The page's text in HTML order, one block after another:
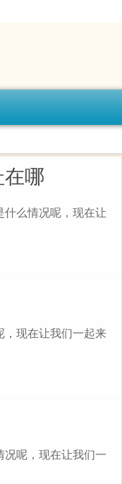
哪
么情况呢，现在让
现在让我们一起来
呢，现在让我们一